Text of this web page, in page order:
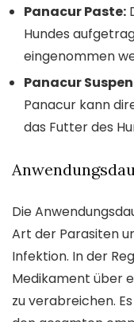
Panacur Paste:
Hundes
eingenommen
Panacur
Panacur kann
das Futter des
Die
Art der Parasiten
Infektion. In der
Medikament über
zu verabreichen.